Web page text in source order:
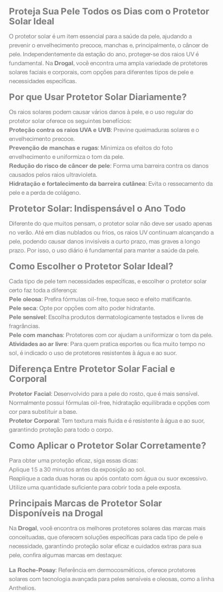
Proteja Sua Pele Todos os Dias com o Protetor
Solar Ideal
O protetor solar é um item essencial para a saúde da pele, ajudando a
prevenir o envelhecimento precoce, manchas e, principalmente, o câncer de
pele. Independentemente da estação do ano, proteger-se dos raios UV é
fundamental. Na Drogal , você encontra uma ampla variedade de protetores
solares faciais e corporais, com opções para diferentes tipos de pele e
necessidades específicas.
Por que Usar Protetor Solar Diariamente?
Os raios solares podem causar vários danos à pele, e o uso regular do
protetor solar oferece os seguintes benefícios:
Proteção contra os raios UVA e UVB: Previne queimaduras solares e o
envelhecimento precoce.
Prevenção de manchas e rugas: Minimiza os efeitos do foto
envelhecimento e uniformiza o tom da pele.
Redução do risco de câncer de pele: Forma uma barreira contra os danos
causados pelos raios ultravioleta.
Hidratação e fortalecimento da barreira cutânea: Evita o ressecamento da
pele e a perda de colágeno.
Protetor Solar: Indispensável o Ano Todo
Diferente do que muitos pensam, o protetor solar não deve ser usado apenas
no verão. Até em dias nublados ou frios, os raios UV continuam alcançando a
pele, podendo causar danos invisíveis a curto prazo, mas graves a longo
prazo. Por isso, o uso diário é fundamental para manter a saúde da pele.
Como Escolher o Protetor Solar Ideal?
Cada tipo de pele tem necessidades específicas, e escolher o protetor solar
certo faz toda a diferença:
Pele oleosa: Prefira fórmulas oil-free, toque seco e efeito matificante.
Pele seca: Opte por opções com alto poder hidratante.
Pele sensível : Escolha produtos dermatologicamente testados e livres de
fragrâncias.
Pele com manchas: Protetores com cor ajudam a uniformizar o tom da pele.
Atividades ao ar livre: Para quem pratica esportes ou fica muito tempo no
sol, é indicado o uso de protetores resistentes à água e ao suor.
Diferença Entre Protetor Solar Facial e
Corporal
Protetor Facial : Desenvolvido para a pele do rosto, que é mais sensível.
Normalmente possui fórmulas oil-free, hidratação equilibrada e opções com
cor para substituir a base.
Protetor Corporal : Tem textura mais fluida e é resistente à água e ao suor,
garantindo proteção para todo o corpo.
Como Aplicar o Protetor Solar Corretamente?
Para obter uma proteção eficaz, siga essas dicas:
Aplique 15 a 30 minutos antes da exposição ao sol.
Reaplique a cada duas horas ou após contato com água ou suor excessivo.
Utilize uma quantidade suficiente para cobrir toda a pele exposta.
Principais Marcas de Protetor Solar
Disponíveis na Drogal
Na Drogal , você encontra os melhores protetores solares das marcas mais
conceituadas, que oferecem soluções específicas para cada tipo de pele e
necessidade, garantindo proteção solar eficaz e cuidados extras para sua
pele, confira algumas marcas em destaque:
La Roche-Posay: Referência em dermocosméticos, oferece protetores
solares com tecnologia avançada para peles sensíveis e oleosas, como a linha
Anthelios.